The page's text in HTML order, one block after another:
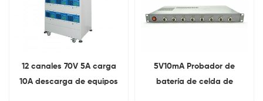
12 canales 70V 5A carga
10A descarga de equipos
5V10mA Probador de
batería de celda de